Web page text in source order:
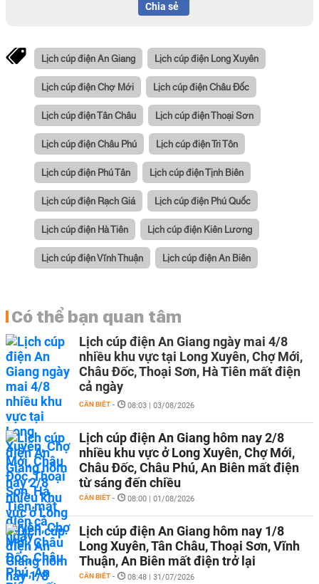
Chia sẻ
Lịch cúp điện An Giang Lịch cúp điện Long Xuyên
Lịch cúp điện Chợ Mới Lịch cúp điện Châu Đốc
Lịch cúp điện Tân Châu Lịch cúp điện Thoại Sơn
Lịch cúp điện Châu Phú Lịch cúp điện Tri Tôn
Lịch cúp điện Phú Tân Lịch cúp điện Tịnh Biên
Lịch cúp điện Rạch Giá Lịch cúp điện Phú Quốc
Lịch cúp điện Hà Tiên Lịch cúp điện Kiên Lương
Lịch cúp điện Vĩnh Thuận Lịch cúp điện An Biên
Có thể bạn quan tâm
Lịch cúp điện An Giang ngày mai 4/8
nhiều khu vực tại Long Xuyên, Chợ Mới,
Châu Đốc, Thoại Sơn, Hà Tiên mất điện
cả ngày
CẦN BIẾT - 08:03 | 03/08/2026
Lịch cúp điện An Giang hôm nay 2/8
nhiều khu vực ở Long Xuyên, Chợ Mới,
Châu Đốc, Châu Phú, An Biên mất điện
từ sáng đến chiều
CẦN BIẾT - 08:00 | 01/08/2026
Lịch cúp điện An Giang hôm nay 1/8
Long Xuyên, Tân Châu, Thoại Sơn, Vĩnh
Thuận, An Biên mất điện trở lại
CẦN BIẾT - 08:48 | 31/07/2026